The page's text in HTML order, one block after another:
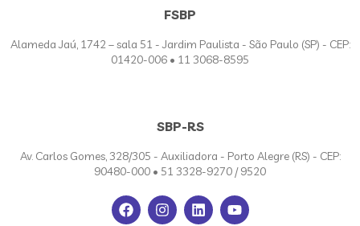
FSBP
Alameda Jaú, 1742 – sala 51 - Jardim Paulista - São Paulo (SP) - CEP:
01420-006 • 11 3068-8595
SBP-RS
Av. Carlos Gomes, 328/305 - Auxiliadora - Porto Alegre (RS) - CEP:
90480-000 • 51 3328-9270 / 9520